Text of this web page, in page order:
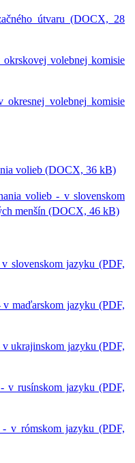
útvaru (DOCX, 28
volebnej komisie
okresnej volebnej komisie
volieb (DOCX, 36 kB)
volieb - v slovenskom
menšín (DOCX, 46 kB)
slovenskom jazyku (PDF,
maďarskom jazyku (PDF,
ukrajinskom jazyku (PDF,
v rusínskom jazyku (PDF,
v rómskom jazyku (PDF,